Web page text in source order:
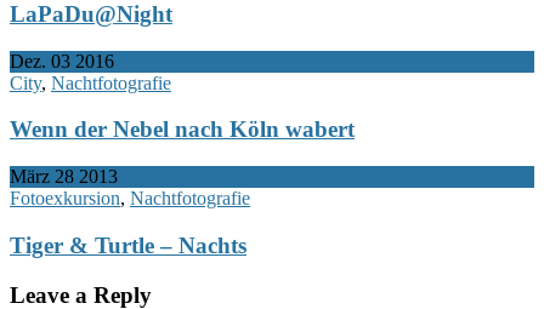
LaPaDu@Night
Dez. 03 2016
City, Nachtfotografie
Wenn der Nebel nach Köln wabert
März 28 2013
Fotoexkursion, Nachtfotografie
Tiger & Turtle – Nachts
Leave a Reply